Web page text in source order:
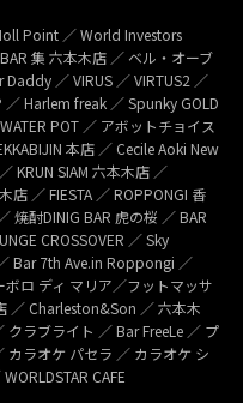
Point ／ World Investors
集 六本木店 ／ ベル・オーブ
／ VIRUS ／ VIRTUS2 ／
／ Harlem freak ／ Spunky GOLD
POT ／ アボットチョイス
本店 ／ Cecile Aoki New
KRUN SIAM 六本木店 ／
／ FIESTA ／ ROPPONGI 香
焼酎DINIG BAR 虎の桜 ／ BAR
CROSSOVER ／ Sky
Bar 7th Ave.in Roppongi ／
ロ ディ マリア／フットマッサ
／ Charleston&Son ／ 六本木
クラブライト ／ Bar FreeLe ／ プ
カラオケ パセラ ／ カラオケ シ
CAFE